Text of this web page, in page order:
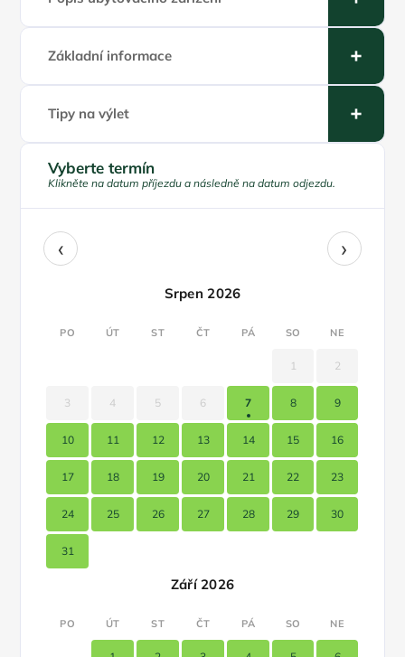
Základní informace
Tipy na výlet
Vyberte termín
Klikněte na datum příjezdu a následně na datum odjezdu.
‹ ›
Srpen 2026
PO ÚT ST ČT PÁ SO NE
1 2
3 4 5 6 7 8 9
10 11 12 13 14 15 16
17 18 19 20 21 22 23
24 25 26 27 28 29 30
31
Září 2026
PO ÚT ST ČT PÁ SO NE